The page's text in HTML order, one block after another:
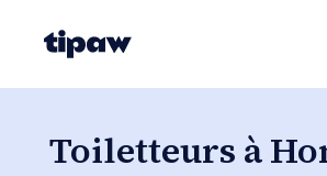
Toiletteurs à